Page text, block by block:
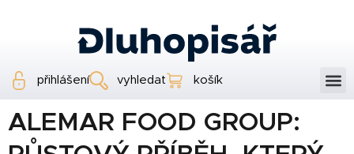
přihlášení vyhledat košík
ALEMAR FOOD GROUP: